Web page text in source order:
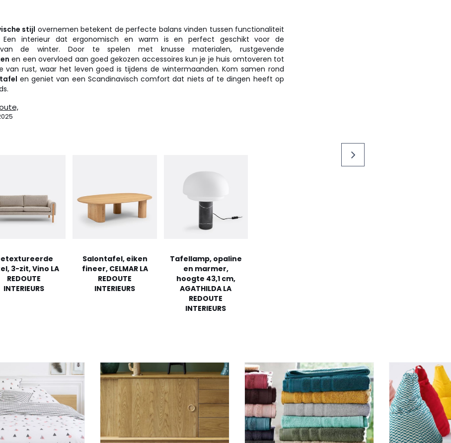
stijl overnemen betekent de perfecte balans vinden tussen functionaliteit
Een interieur dat ergonomisch en warm is en perfect geschikt voor de
de winter. Door te spelen met knusse materialen, rustgevende
en een overvloed aan goed gekozen accessoires kun je je huis omtoveren tot
van rust, waar het leven goed is tijdens de wintermaanden. Kom samen rond
tafel en geniet van een Scandinavisch comfort dat niets af te dingen heeft op
3-zit, Vino LA
REDOUTE
INTERIEURS
Salontafel, eiken
fineer, CELMAR LA
REDOUTE
INTERIEURS
Tafellamp, opaline
en marmer,
hoogte 43,1 cm,
AGATHILDA LA
REDOUTE
INTERIEURS